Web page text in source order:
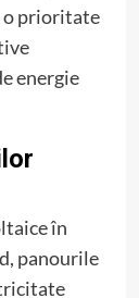
o prioritate
energie
în
panourile